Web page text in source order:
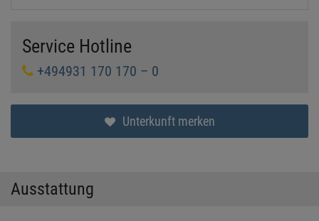
Service Hotline
+494931 170 170 – 0
Unterkunft merken
Ausstattung